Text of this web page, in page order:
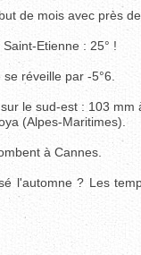
de mois avec près
Etienne : 25° !
réveille par -5°6.
le sud-est : 103
(Alpes-Maritimes).
à Cannes.
l'automne ? Les